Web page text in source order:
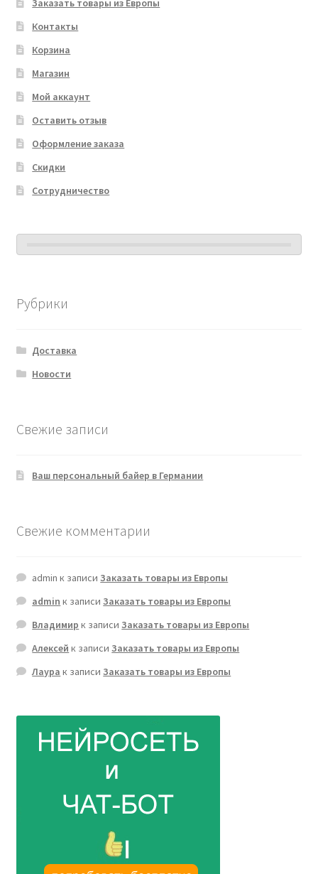
Контакты
Корзина
Магазин
Мой аккаунт
Оставить отзыв
Оформление заказа
Скидки
Сотрудничество
Рубрики
Доставка
Новости
Свежие записи
Ваш персональный байер в Германии
Свежие комментарии
admin к записиЗаказать товары из Европы
admin к записиЗаказать товары из Европы
Владимир к записиЗаказать товары из Европы
Алексей к записиЗаказать товары из Европы
Лаура к записиЗаказать товары из Европы